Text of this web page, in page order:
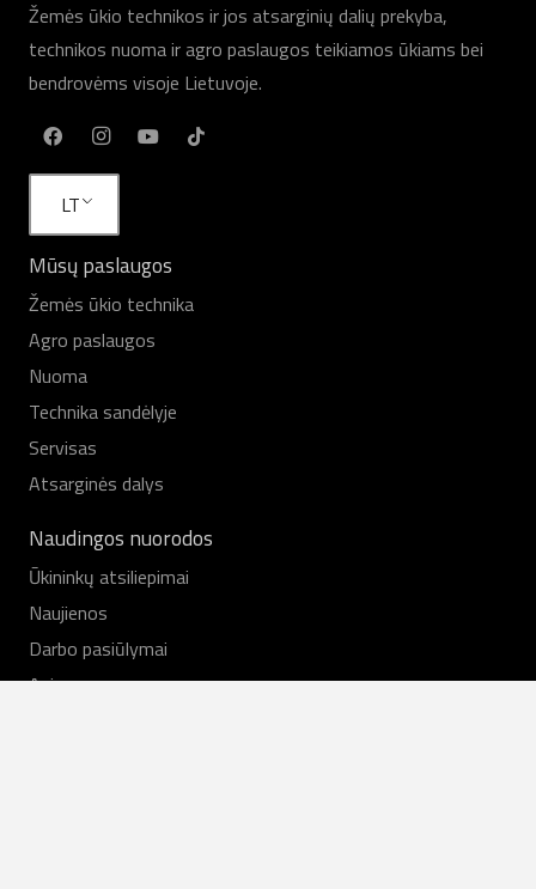
Žemės ūkio technikos ir jos atsarginių dalių prekyba,
technikos nuoma ir agro paslaugos teikiamos ūkiams bei
bendrovėms visoje Lietuvoje.
LT
Mūsų paslaugos
Žemės ūkio technika
Agro paslaugos
Nuoma
Technika sandėlyje
Servisas
Atsarginės dalys
Naudingos nuorodos
Ūkininkų atsiliepimai
Naujienos
Darbo pasiūlymai
Apie mus